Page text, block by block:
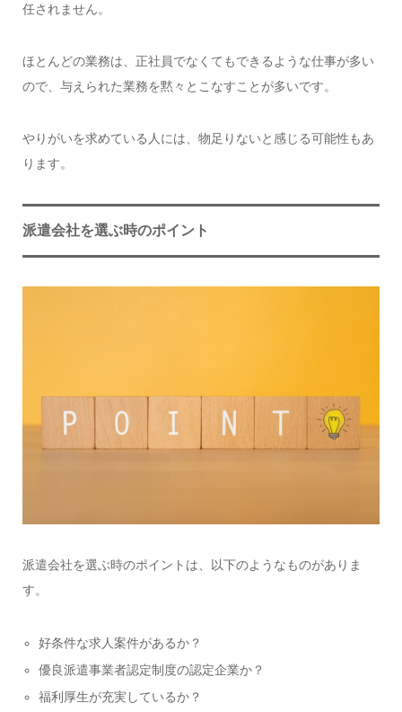
任されません。
ほとんどの業務は、正社員でなくてもできるような仕事が多い
ので、与えられた業務を黙々とこなすことが多いです。
やりがいを求めている人には、物足りないと感じる可能性もあ
ります。
派遣会社を選ぶ時のポイント
派遣会社を選ぶ時のポイントは、以下のようなものがありま
す。
好条件な求人案件があるか？
優良派遣事業者認定制度の認定企業か？
福利厚生が充実しているか？